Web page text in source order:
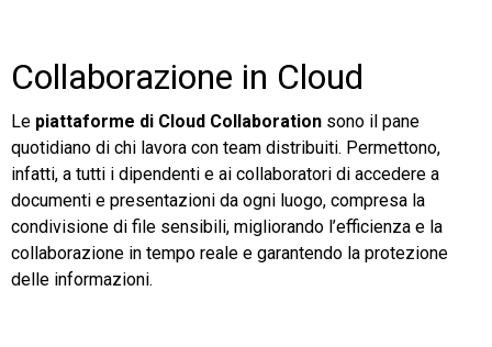
Collaborazione in Cloud
Le piattaforme di Cloud Collaboration sono il pane
quotidiano di chi lavora con team distribuiti. Permettono,
infatti, a tutti i dipendenti e ai collaboratori di accedere a
documenti e presentazioni da ogni luogo, compresa la
condivisione di file sensibili, migliorando l’efficienza e la
collaborazione in tempo reale e garantendo la protezione
delle informazioni.